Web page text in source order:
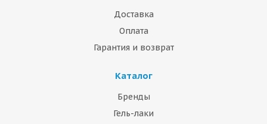
Доставка
Оплата
Гарантия и возврат
Каталог
Бренды
Гель-лаки